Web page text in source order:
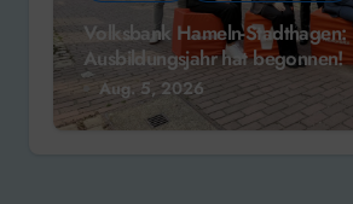
Volksbank Hameln-Stadthagen:
Ausbildungsjahr hat begonnen!
Aug. 5, 2026